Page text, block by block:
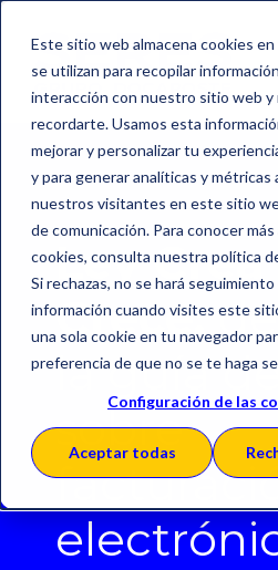
Este sitio web almacena cookies en
se utilizan para recopilar
interacción con nuestro sitio web y
recordarte. Usamos esta
mejorar y personalizar tu
y para generar analíticas y métricas
nuestros visitantes en este sitio
de comunicación. Para conocer más
cookies, consulta nuestra política
Si rechazas, no se hará
información cuando visites este
una sola cookie en tu navegador
preferencia de que no se te haga
Configuración de las
Aceptar todas
Ley Crea
Crece:
la guía
sobre